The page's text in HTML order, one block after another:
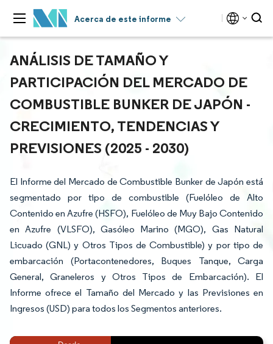
Acerca de este informe
ANÁLISIS DE TAMAÑO Y
PARTICIPACIÓN DEL MERCADO DE
COMBUSTIBLE BUNKER DE JAPÓN -
CRECIMIENTO, TENDENCIAS Y
PREVISIONES (2025 - 2030)
El Informe del Mercado de Combustible Bunker de Japón está
segmentado por tipo de combustible (Fuelóleo de Alto
Contenido en Azufre (HSFO), Fuelóleo de Muy Bajo Contenido
en Azufre (VLSFO), Gasóleo Marino (MGO), Gas Natural
Licuado (GNL) y Otros Tipos de Combustible) y por tipo de
embarcación (Portacontenedores, Buques Tanque, Carga
General, Graneleros y Otros Tipos de Embarcación). El
Informe ofrece el Tamaño del Mercado y las Previsiones en
Ingresos (USD) para todos los Segmentos anteriores.